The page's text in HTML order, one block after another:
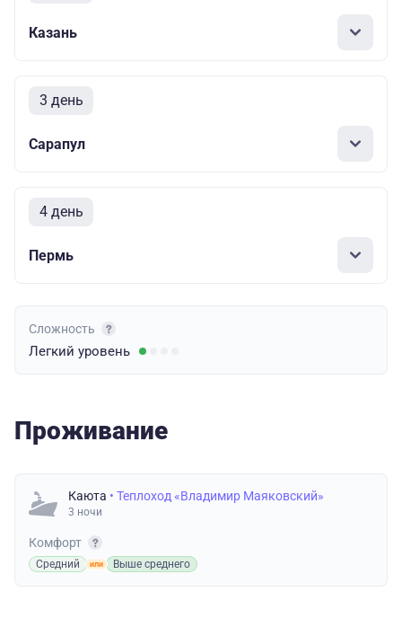
Казань
3 день
Сарапул
4 день
Пермь
Сложность
Легкий уровень
Проживание
Каюта • Теплоход «Владимир Маяковский»
3 ночи
Комфорт
Средний Выше среднего